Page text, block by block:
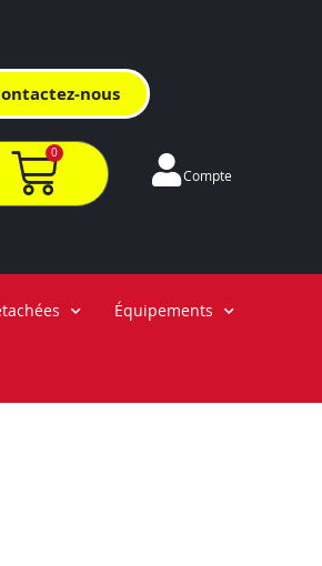
nous
0
Compte
Équipements